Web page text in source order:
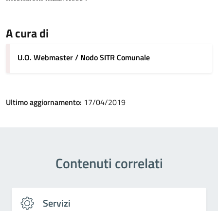
A cura di
U.O. Webmaster / Nodo SITR Comunale
Ultimo aggiornamento: 17/04/2019
Contenuti correlati
Servizi